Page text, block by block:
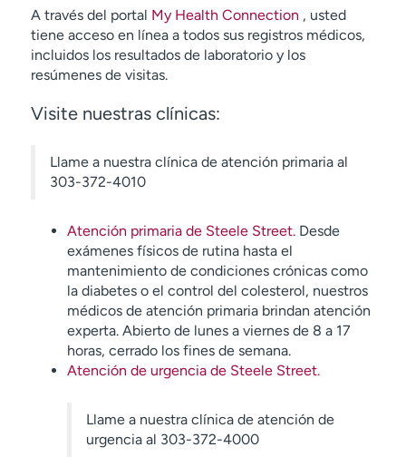
A través del portal My Health Connection , usted
tiene acceso en línea a todos sus registros médicos,
incluidos los resultados de laboratorio y los
resúmenes de visitas.
Visite nuestras clínicas:
Llame a nuestra clínica de atención primaria al
303-372-4010
Atención primaria de Steele Street.Desde
exámenes físicos de rutina hasta el
mantenimiento de condiciones crónicas como
la diabetes o el control del colesterol, nuestros
médicos de atención primaria brindan atención
experta. Abierto de lunes a viernes de 8 a 17
horas, cerrado los fines de semana.
Atención de urgencia de Steele Street.
Llame a nuestra clínica de atención de
urgencia al 303-372-4000